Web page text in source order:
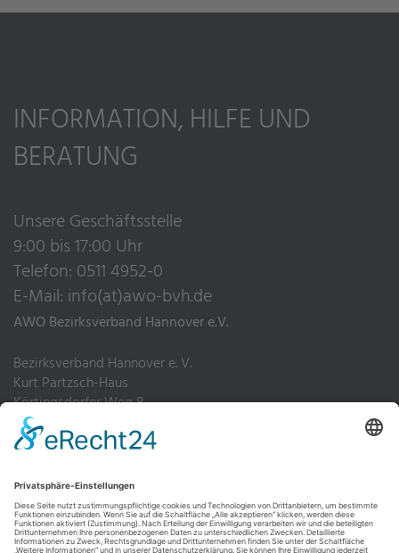
INFORMATION, HILFE UND
BERATUNG
Unsere Geschäftsstelle
9:00 bis 17:00 Uhr
Telefon: 0511 4952-0
E-Mail: info(at)awo-bvh.de
AWO Bezirksverband Hannover e.V.
Bezirksverband Hannover e. V.
Kurt Partzsch-Haus
Körtingsdorfer Weg 8
30455 Hannover
Fax: 0511 4952-200
Impressum
Datenschutz